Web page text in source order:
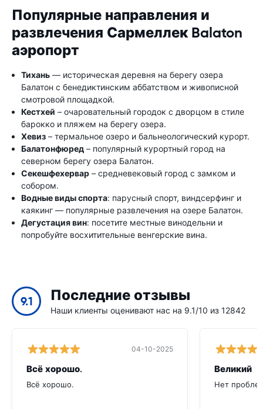
Популярные направления и
развлечения Сармеллек Balaton
аэропорт
Тихань — историческая деревня на берегу озера
Балатон с бенедиктинским аббатством и живописной
смотровой площадкой.
Кестхей – очаровательный городок с дворцом в стиле
барокко и пляжем на берегу озера.
Хевиз – термальное озеро и бальнеологический курорт.
Балатонфюред – популярный курортный город на
северном берегу озера Балатон.
Секешфехервар – средневековый город с замком и
собором.
Водные виды спорта: парусный спорт, виндсерфинг и
каякинг — популярные развлечения на озере Балатон.
Дегустация вин: посетите местные винодельни и
попробуйте восхитительные венгерские вина.
9.1 Последние отзывы
Наши клиенты оценивают нас на 9.1/10 из 12842
04-10-2025
Всё хорошо.
Всё хорошо.
Великий
Нет